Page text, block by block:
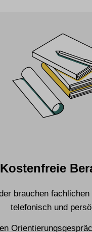
Kostenfreie
brauchen
telefonisch und